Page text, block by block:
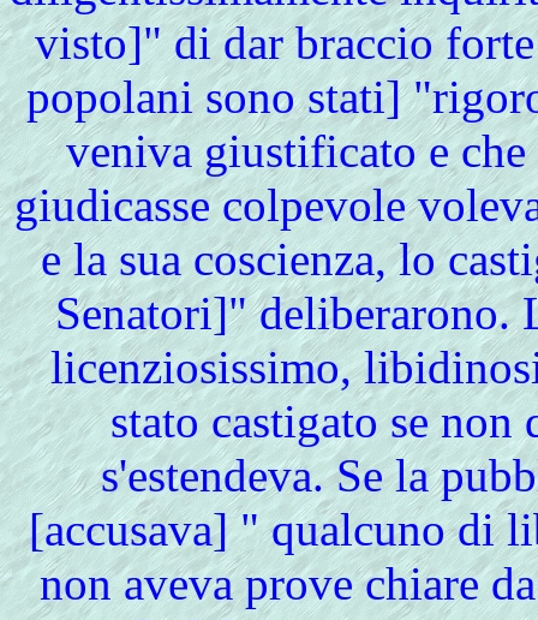
visto]" di dar braccio
popolani sono stati]
veniva giustificato e
giudicasse colpevole
e la sua coscienza, lo
Senatori]" deliberarono.
licenziosissimo,
stato castigato se non
s'estendeva. Se la
[accusava] " qualcuno di
non aveva prove chiare